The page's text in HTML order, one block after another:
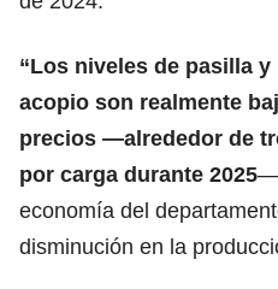
“Los niveles de pasilla
acopio son realmente
precios —alrededor de
por carga durante 2025—
economía del
disminución en la